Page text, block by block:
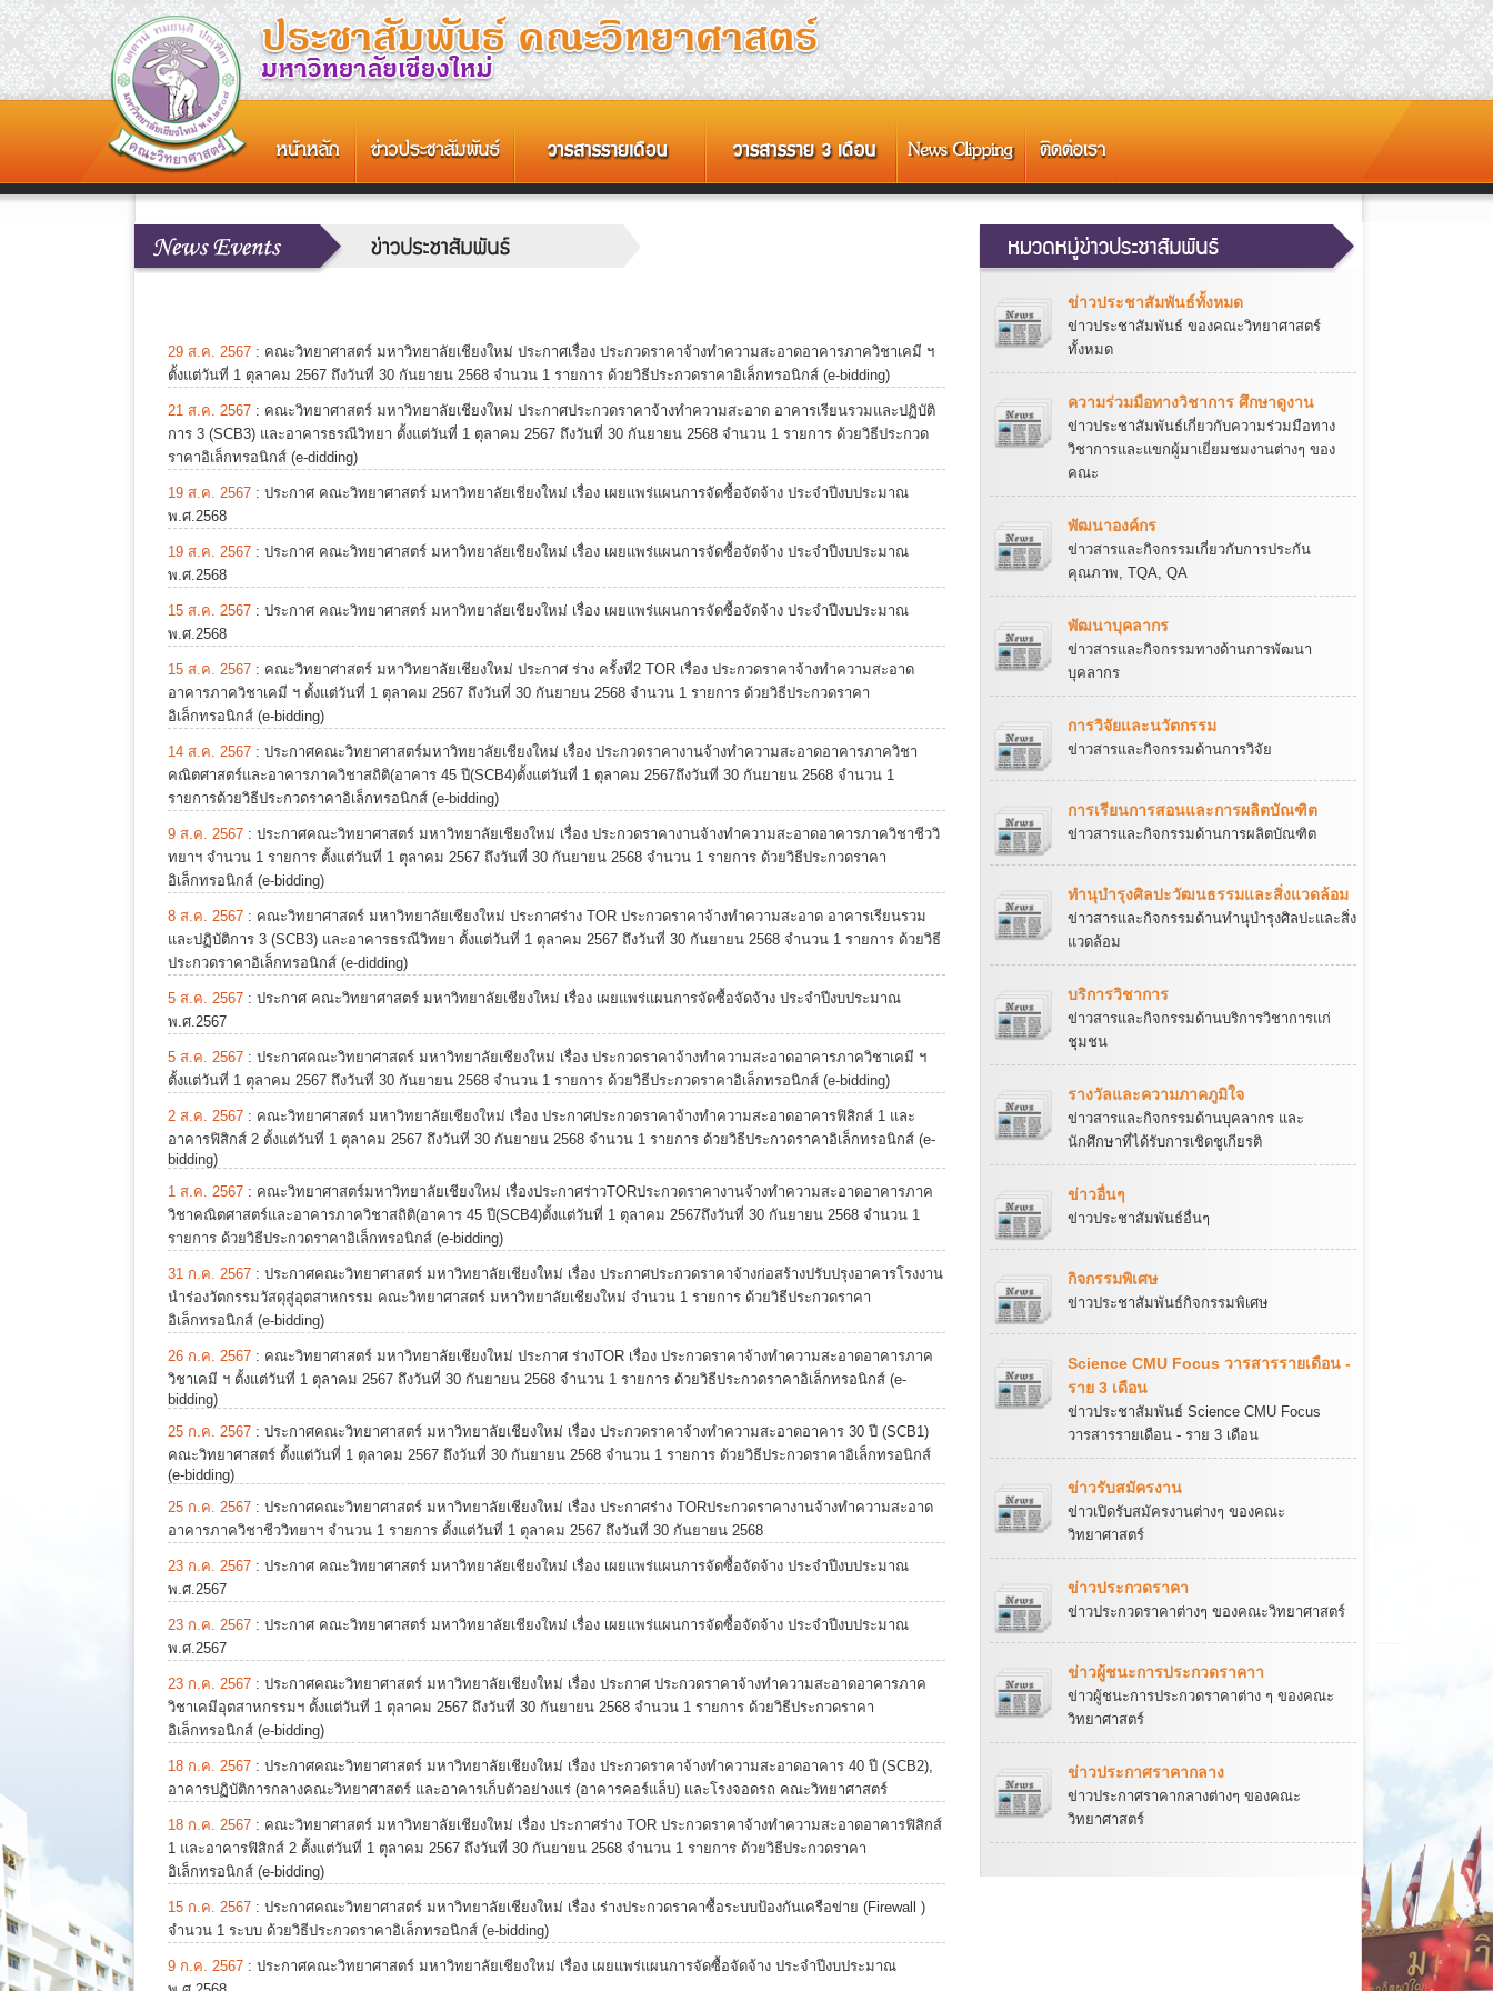
29 ส.ค. 2567 : คณะวิทยาศาสตร์ มหาวิทยาลัยเชียงใหม่ ประกาศเรื่อง ประกวดราคาจ้างทำความสะอาดอาคารภาควิชาเคมี ฯ
ตั้งแต่วันที่ 1 ตุลาคม 2567 ถึงวันที่ 30 กันยายน 2568 จำนวน 1 รายการ ด้วยวิธีประกวดราคาอิเล็กทรอนิกส์ (e-bidding)
21 ส.ค. 2567 : คณะวิทยาศาสตร์ มหาวิทยาลัยเชียงใหม่ ประกาศประกวดราคาจ้างทำความสะอาด อาคารเรียนรวมและปฏิบัติ
การ 3 (SCB3) และอาคารธรณีวิทยา ตั้งแต่วันที่ 1 ตุลาคม 2567 ถึงวันที่ 30 กันยายน 2568 จำนวน 1 รายการ ด้วยวิธีประกวด
ราคาอิเล็กทรอนิกส์ (e-didding)
19 ส.ค. 2567 : ประกาศ คณะวิทยาศาสตร์ มหาวิทยาลัยเชียงใหม่ เรื่อง เผยแพร่แผนการจัดซื้อจัดจ้าง ประจำปีงบประมาณ
พ.ศ.2568
19 ส.ค. 2567 : ประกาศ คณะวิทยาศาสตร์ มหาวิทยาลัยเชียงใหม่ เรื่อง เผยแพร่แผนการจัดซื้อจัดจ้าง ประจำปีงบประมาณ
พ.ศ.2568
15 ส.ค. 2567 : ประกาศ คณะวิทยาศาสตร์ มหาวิทยาลัยเชียงใหม่ เรื่อง เผยแพร่แผนการจัดซื้อจัดจ้าง ประจำปีงบประมาณ
พ.ศ.2568
15 ส.ค. 2567 : คณะวิทยาศาสตร์ มหาวิทยาลัยเชียงใหม่ ประกาศ ร่าง ครั้งที่2 TOR เรื่อง ประกวดราคาจ้างทำความสะอาด
อาคารภาควิชาเคมี ฯ ตั้งแต่วันที่ 1 ตุลาคม 2567 ถึงวันที่ 30 กันยายน 2568 จำนวน 1 รายการ ด้วยวิธีประกวดราคา
อิเล็กทรอนิกส์ (e-bidding)
14 ส.ค. 2567 : ประกาศคณะวิทยาศาสตร์มหาวิทยาลัยเชียงใหม่ เรื่อง ประกวดราคางานจ้างทำความสะอาดอาคารภาควิชา
คณิตศาสตร์และอาคารภาควิชาสถิติ(อาคาร 45 ปี(SCB4)ตั้งแต่วันที่ 1 ตุลาคม 2567ถึงวันที่ 30 กันยายน 2568 จำนวน 1
รายการด้วยวิธีประกวดราคาอิเล็กทรอนิกส์ (e-bidding)
9 ส.ค. 2567 : ประกาศคณะวิทยาศาสตร์ มหาวิทยาลัยเชียงใหม่ เรื่อง ประกวดราคางานจ้างทำความสะอาดอาคารภาควิชาชีววิ
ทยาฯ จำนวน 1 รายการ ตั้งแต่วันที่ 1 ตุลาคม 2567 ถึงวันที่ 30 กันยายน 2568 จำนวน 1 รายการ ด้วยวิธีประกวดราคา
อิเล็กทรอนิกส์ (e-bidding)
8 ส.ค. 2567 : คณะวิทยาศาสตร์ มหาวิทยาลัยเชียงใหม่ ประกาศร่าง TOR ประกวดราคาจ้างทำความสะอาด อาคารเรียนรวม
และปฏิบัติการ 3 (SCB3) และอาคารธรณีวิทยา ตั้งแต่วันที่ 1 ตุลาคม 2567 ถึงวันที่ 30 กันยายน 2568 จำนวน 1 รายการ ด้วยวิธี
ประกวดราคาอิเล็กทรอนิกส์ (e-didding)
5 ส.ค. 2567 : ประกาศ คณะวิทยาศาสตร์ มหาวิทยาลัยเชียงใหม่ เรื่อง เผยแพร่แผนการจัดซื้อจัดจ้าง ประจำปีงบประมาณ
พ.ศ.2567
5 ส.ค. 2567 : ประกาศคณะวิทยาศาสตร์ มหาวิทยาลัยเชียงใหม่ เรื่อง ประกวดราคาจ้างทำความสะอาดอาคารภาควิชาเคมี ฯ
ตั้งแต่วันที่ 1 ตุลาคม 2567 ถึงวันที่ 30 กันยายน 2568 จำนวน 1 รายการ ด้วยวิธีประกวดราคาอิเล็กทรอนิกส์ (e-bidding)
2 ส.ค. 2567 : คณะวิทยาศาสตร์ มหาวิทยาลัยเชียงใหม่ เรื่อง ประกาศประกวดราคาจ้างทำความสะอาดอาคารฟิสิกส์ 1 และ
อาคารฟิสิกส์ 2 ตั้งแต่วันที่ 1 ตุลาคม 2567 ถึงวันที่ 30 กันยายน 2568 จำนวน 1 รายการ ด้วยวิธีประกวดราคาอิเล็กทรอนิกส์ (e-
bidding)
1 ส.ค. 2567 : คณะวิทยาศาสตร์มหาวิทยาลัยเชียงใหม่ เรื่องประกาศร่าวTORประกวดราคางานจ้างทำความสะอาดอาคารภาค
วิชาคณิตศาสตร์และอาคารภาควิชาสถิติ(อาคาร 45 ปี(SCB4)ตั้งแต่วันที่ 1 ตุลาคม 2567ถึงวันที่ 30 กันยายน 2568 จำนวน 1
รายการ ด้วยวิธีประกวดราคาอิเล็กทรอนิกส์ (e-bidding)
31 ก.ค. 2567 : ประกาศคณะวิทยาศาสตร์ มหาวิทยาลัยเชียงใหม่ เรื่อง ประกาศประกวดราคาจ้างก่อสร้างปรับปรุงอาคารโรงงาน
นำร่องวัตกรรมวัสดุสู่อุตสาหกรรม คณะวิทยาศาสตร์ มหาวิทยาลัยเชียงใหม่ จำนวน 1 รายการ ด้วยวิธีประกวดราคา
อิเล็กทรอนิกส์ (e-bidding)
26 ก.ค. 2567 : คณะวิทยาศาสตร์ มหาวิทยาลัยเชียงใหม่ ประกาศ ร่างTOR เรื่อง ประกวดราคาจ้างทำความสะอาดอาคารภาค
วิชาเคมี ฯ ตั้งแต่วันที่ 1 ตุลาคม 2567 ถึงวันที่ 30 กันยายน 2568 จำนวน 1 รายการ ด้วยวิธีประกวดราคาอิเล็กทรอนิกส์ (e-
bidding)
25 ก.ค. 2567 : ประกาศคณะวิทยาศาสตร์ มหาวิทยาลัยเชียงใหม่ เรื่อง ประกวดราคาจ้างทำความสะอาดอาคาร 30 ปี (SCB1)
คณะวิทยาศาสตร์ ตั้งแต่วันที่ 1 ตุลาคม 2567 ถึงวันที่ 30 กันยายน 2568 จำนวน 1 รายการ ด้วยวิธีประกวดราคาอิเล็กทรอนิกส์
(e-bidding)
25 ก.ค. 2567 : ประกาศคณะวิทยาศาสตร์ มหาวิทยาลัยเชียงใหม่ เรื่อง ประกาศร่าง TORประกวดราคางานจ้างทำความสะอาด
อาคารภาควิชาชีววิทยาฯ จำนวน 1 รายการ ตั้งแต่วันที่ 1 ตุลาคม 2567 ถึงวันที่ 30 กันยายน 2568
23 ก.ค. 2567 : ประกาศ คณะวิทยาศาสตร์ มหาวิทยาลัยเชียงใหม่ เรื่อง เผยแพร่แผนการจัดซื้อจัดจ้าง ประจำปีงบประมาณ
พ.ศ.2567
23 ก.ค. 2567 : ประกาศ คณะวิทยาศาสตร์ มหาวิทยาลัยเชียงใหม่ เรื่อง เผยแพร่แผนการจัดซื้อจัดจ้าง ประจำปีงบประมาณ
พ.ศ.2567
23 ก.ค. 2567 : ประกาศคณะวิทยาศาสตร์ มหาวิทยาลัยเชียงใหม่ เรื่อง ประกาศ ประกวดราคาจ้างทำความสะอาดอาคารภาค
วิชาเคมีอุตสาหกรรมฯ ตั้งแต่วันที่ 1 ตุลาคม 2567 ถึงวันที่ 30 กันยายน 2568 จำนวน 1 รายการ ด้วยวิธีประกวดราคา
อิเล็กทรอนิกส์ (e-bidding)
18 ก.ค. 2567 : ประกาศคณะวิทยาศาสตร์ มหาวิทยาลัยเชียงใหม่ เรื่อง ประกวดราคาจ้างทำความสะอาดอาคาร 40 ปี (SCB2),
อาคารปฏิบัติการกลางคณะวิทยาศาสตร์ และอาคารเก็บตัวอย่างแร่ (อาคารคอร์แล็บ) และโรงจอดรถ คณะวิทยาศาสตร์
18 ก.ค. 2567 : คณะวิทยาศาสตร์ มหาวิทยาลัยเชียงใหม่ เรื่อง ประกาศร่าง TOR ประกวดราคาจ้างทำความสะอาดอาคารฟิสิกส์
1 และอาคารฟิสิกส์ 2 ตั้งแต่วันที่ 1 ตุลาคม 2567 ถึงวันที่ 30 กันยายน 2568 จำนวน 1 รายการ ด้วยวิธีประกวดราคา
อิเล็กทรอนิกส์ (e-bidding)
15 ก.ค. 2567 : ประกาศคณะวิทยาศาสตร์ มหาวิทยาลัยเชียงใหม่ เรื่อง ร่างประกวดราคาซื้อระบบป้องกันเครือข่าย (Firewall )
จำนวน 1 ระบบ ด้วยวิธีประกวดราคาอิเล็กทรอนิกส์ (e-bidding)
9 ก.ค. 2567 : ประกาศคณะวิทยาศาสตร์ มหาวิทยาลัยเชียงใหม่ เรื่อง เผยแพร่แผนการจัดซื้อจัดจ้าง ประจำปีงบประมาณ
ข่าวประชาสัมพันธ์ทั้งหมด
ข่าวประชาสัมพันธ์ ของคณะวิทยาศาสตร์
ทั้งหมด
ความร่วมมือทางวิชาการ ศึกษาดูงาน
ข่าวประชาสัมพันธ์เกี่ยวกับความร่วมมือทาง
วิชาการและแขกผู้มาเยี่ยมชมงานต่างๆ ของ
คณะ
พัฒนาองค์กร
ข่าวสารและกิจกรรมเกี่ยวกับการประกัน
คุณภาพ, TQA, QA
พัฒนาบุคลากร
ข่าวสารและกิจกรรมทางด้านการพัฒนา
บุคลากร
การวิจัยและนวัตกรรม
ข่าวสารและกิจกรรมด้านการวิจัย
การเรียนการสอนและการผลิตบัณฑิต
ข่าวสารและกิจกรรมด้านการผลิตบัณฑิต
ทำนุบำรุงศิลปะวัฒนธรรมและสิ่งแวดล้อม
ข่าวสารและกิจกรรมด้านทำนุบำรุงศิลปะและสิ่ง
แวดล้อม
บริการวิชาการ
ข่าวสารและกิจกรรมด้านบริการวิชาการแก่
ชุมชน
รางวัลและความภาคภูมิใจ
ข่าวสารและกิจกรรมด้านบุคลากร และ
นักศึกษาที่ได้รับการเชิดชูเกียรติ
ข่าวอื่นๆ
ข่าวประชาสัมพันธ์อื่นๆ
กิจกรรมพิเศษ
ข่าวประชาสัมพันธ์กิจกรรมพิเศษ
Science CMU Focus วารสารรายเดือน -
ราย 3 เดือน
ข่าวประชาสัมพันธ์ Science CMU Focus
วารสารรายเดือน - ราย 3 เดือน
ข่าวรับสมัครงาน
ข่าวเปิดรับสมัครงานต่างๆ ของคณะ
วิทยาศาสตร์
ข่าวประกวดราคา
ข่าวประกวดราคาต่างๆ ของคณะวิทยาศาสตร์
ข่าวผู้ชนะการประกวดราคาา
ข่าวผู้ชนะการประกวดราคาต่าง ๆ ของคณะ
วิทยาศาสตร์
ข่าวประกาศราคากลาง
ข่าวประกาศราคากลางต่างๆ ของคณะ
วิทยาศาสตร์